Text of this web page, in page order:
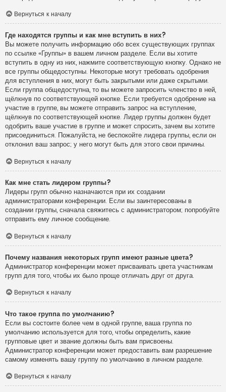
Вернуться к началу
Где находятся группы и как мне вступить в них?
Вы можете получить информацию обо всех существующих группах
по ссылке «Группы» в вашем личном разделе. Если вы хотите
вступить в одну из них, нажмите соответствующую кнопку. Однако не
все группы общедоступны. Некоторые могут требовать одобрения
для вступления в них, могут быть закрытыми или даже скрытыми.
Если группа общедоступна, то вы можете запросить членство в ней,
щёлкнув по соответствующей кнопке. Если требуется одобрение на
участие в группе, вы можете отправить запрос на вступление,
щёлкнув по соответствующей кнопке. Лидер группы должен будет
одобрить ваше участие в группе и может спросить, зачем вы хотите
присоединиться. Пожалуйста, не беспокойте лидера группы, если он
отклонил ваш запрос; у него могут быть для этого свои причины.
Вернуться к началу
Как мне стать лидером группы?
Лидеры групп обычно назначаются при их создании
администраторами конференции. Если вы заинтересованы в
создании группы, сначала свяжитесь с администратором; попробуйте
отправить ему личное сообщение.
Вернуться к началу
Почему названия некоторых групп имеют разные цвета?
Администратор конференции может присваивать цвета участникам
групп для того, чтобы их было проще отличать друг от друга.
Вернуться к началу
Что такое группа по умолчанию?
Если вы состоите более чем в одной группе, ваша группа по
умолчанию используется для того, чтобы определить, какие
групповые цвет и звание должны быть вам присвоены.
Администратор конференции может предоставить вам разрешение
самому изменять вашу группу по умолчанию в личном разделе.
Вернуться к началу